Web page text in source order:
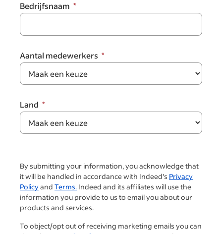
Bedrijfsnaam
Aantal medewerkers
Land
By submitting your information, you acknowledge that
it will be handled in accordance with Indeed's Privacy
Policyand Terms. Indeed and its affiliates will use the
information you provide to us to email you about our
products and services.
To object/opt out of receiving marketing emails you can